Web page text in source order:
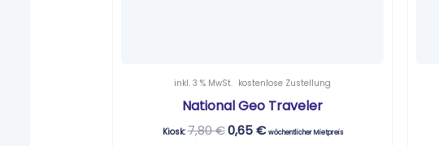
inkl. 3 % MwSt. kostenlose Zustellung
National Geo Traveler
Kiosk: 7,80€0,65€ wöchentlicher Mietpreis